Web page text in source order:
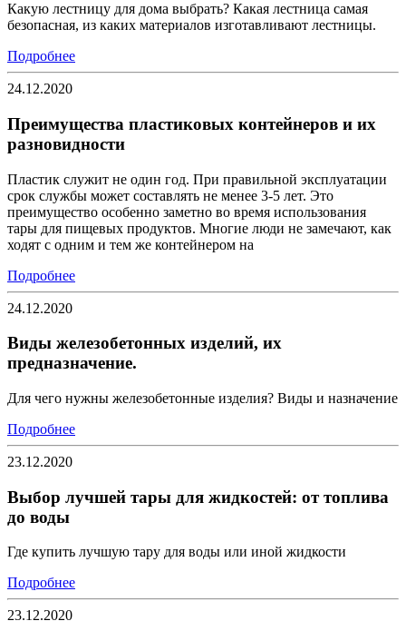
Какую лестницу для дома выбрать? Какая лестница самая
безопасная, из каких материалов изготавливают лестницы.
Подробнее
24.12.2020
Преимущества пластиковых контейнеров и их
разновидности
Пластик служит не один год. При правильной эксплуатации
срок службы может составлять не менее 3-5 лет. Это
преимущество особенно заметно во время использования
тары для пищевых продуктов. Многие люди не замечают, как
ходят с одним и тем же контейнером на
Подробнее
24.12.2020
Виды железобетонных изделий, их
предназначение.
Для чего нужны железобетонные изделия? Виды и назначение
Подробнее
23.12.2020
Выбор лучшей тары для жидкостей: от топлива
до воды
Где купить лучшую тару для воды или иной жидкости
Подробнее
23.12.2020